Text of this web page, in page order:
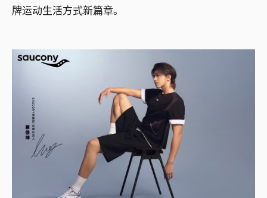
牌运动生活方式新篇章。